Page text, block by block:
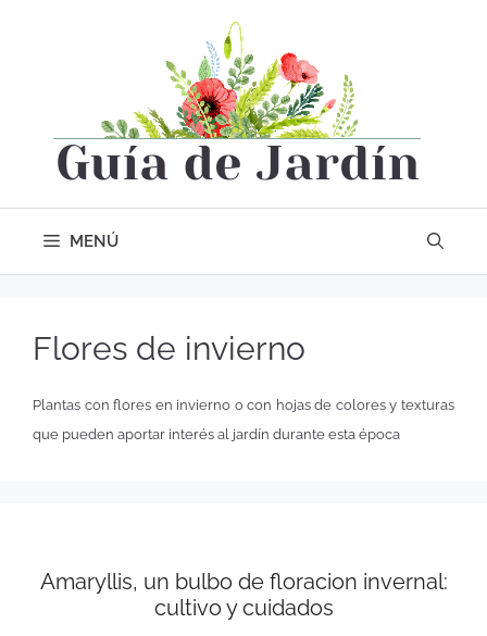
MENÚ
Flores de invierno
Plantas con flores en invierno o con hojas de colores y texturas
que pueden aportar interés al jardín durante esta época
Amaryllis, un bulbo de floracion invernal:
cultivo y cuidados